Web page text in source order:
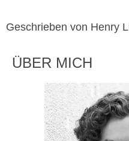
Geschrieben von Henry
ÜBER MICH